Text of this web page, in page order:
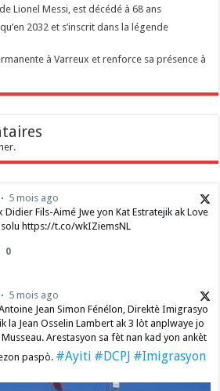
Lionel Messi, est décédé à 68 ans
2032 et s’inscrit dans la légende
à Varreux et renforce sa présence à
5 mois ago
Didier Fils-Aimé Jwe yon Kat Estratejik ak Love
https://t.co/wkIZiemsNL
0
5 mois ago
Jean Simon Fénélon, Direktè Imigrasyo
la Jean Osselin Lambert ak 3 lòt anplwaye jo
Arestasyon sa fèt nan kad yon ankèt
paspò. #Ayiti #DCPJ #Imigrasyon